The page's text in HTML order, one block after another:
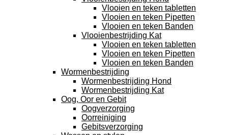
Vlooien en teken tabletten
Vlooien en teken Pipetten
Vlooien en teken Banden
Vlooienbestrijding Kat
Vlooien en teken tabletten
Vlooien en teken Pipetten
Vlooien en teken Banden
Wormenbestrijding
Wormenbestrijding Hond
Wormenbestrijding Kat
Oog, Oor en Gebit
Oogverzorging
Oorreiniging
Gebitsverzorging